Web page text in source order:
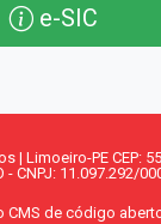
e-SIC
| Limoeiro-PE CEP:
- CNPJ: 11.097.292/
CMS de código